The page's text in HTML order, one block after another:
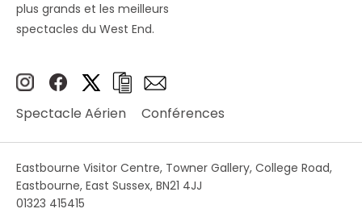
plus grands et les meilleurs
spectacles du West End.
Spectacle Aérien Conférences
Eastbourne Visitor Centre, Towner Gallery, College Road,
Eastbourne, East Sussex, BN21 4JJ
01323 415415